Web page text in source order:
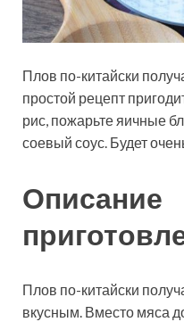
Плов по-китайски
простой рецепт
рис, пожарьте яичные
соевый соус. Будет
Описание
Плов по-китайски
вкусным. Вместо мяса